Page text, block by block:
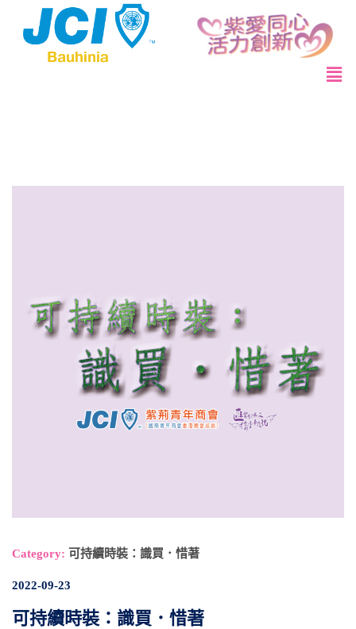
Category: 可持續時裝：識買．惜著
2022-09-23
可持續時裝：識買．惜著